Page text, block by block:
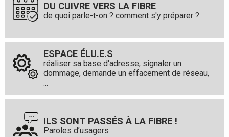
DU CUIVRE VERS LA FIBRE
de quoi parle-t-on ? comment s'y préparer ?
ESPACE ÉLU.E.S
réaliser sa base d'adresse, signaler un
dommage, demande un effacement de réseau,
...
ILS SONT PASSÉS À LA FIBRE !
Paroles d’usagers